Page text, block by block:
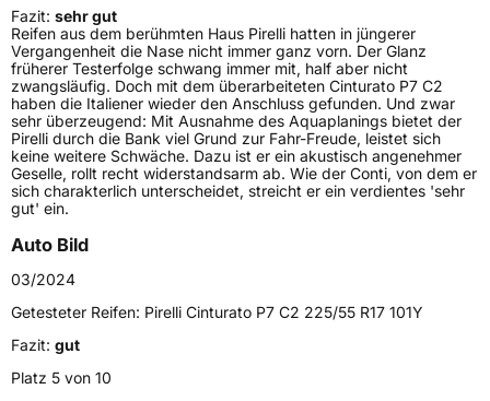
VerwendungSommerreifen
ModellnameCinturato P7 C2
FahrzeugartPKW & SUV
Weitere Eigenschaften
SchlauchtypTL
Zustand Neureifen
Verstärkt
Felgenschutz
Fazit: sehr gut
Reifen aus dem berühmten Haus Pirelli hatten in jüngerer
Vergangenheit die Nase nicht immer ganz vorn. Der Glanz
früherer Testerfolge schwang immer mit, half aber nicht
zwangsläufig. Doch mit dem überarbeiteten Cinturato P7 C2
haben die Italiener wieder den Anschluss gefunden. Und zwar
sehr überzeugend: Mit Ausnahme des Aquaplanings bietet der
Pirelli durch die Bank viel Grund zur Fahr-Freude, leistet sich
keine weitere Schwäche. Dazu ist er ein akustisch angenehmer
Geselle, rollt recht widerstandsarm ab. Wie der Conti, von dem er
sich charakterlich unterscheidet, streicht er ein verdientes 'sehr
gut' ein.
Auto Bild
03/2024
Getesteter Reifen: Pirelli Cinturato P7 C2 225/55 R17 101Y
Fazit: gut
Platz 5 von 10